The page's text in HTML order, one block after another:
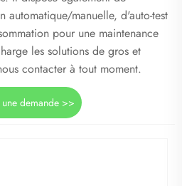
automatique/manuelle, d'auto-test
pour une maintenance
les solutions de gros et
contacter à tout moment.
demande >>